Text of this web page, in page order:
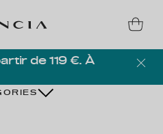
de 119 €. À